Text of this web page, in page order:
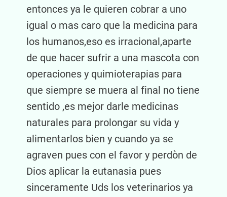
entonces ya le quieren cobrar a uno
igual o mas caro que la medicina para
los humanos,eso es irracional,aparte
de que hacer sufrir a una mascota con
operaciones y quimioterapias para
que siempre se muera al final no tiene
sentido ,es mejor darle medicinas
naturales para prolongar su vida y
alimentarlos bien y cuando ya se
agraven pues con el favor y perdòn de
Dios aplicar la eutanasia pues
sinceramente Uds los veterinarios ya